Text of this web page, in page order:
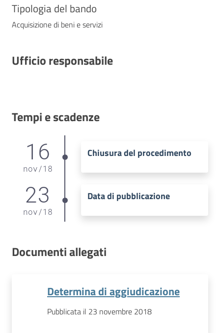
Tipologia del bando
Acquisizione di beni e servizi
Ufficio responsabile
Tempi e scadenze
16
nov/18
Chiusura del procedimento
23
nov/18
Data di pubblicazione
Documenti allegati
Determina di aggiudicazione
Pubblicata il 23 novembre 2018